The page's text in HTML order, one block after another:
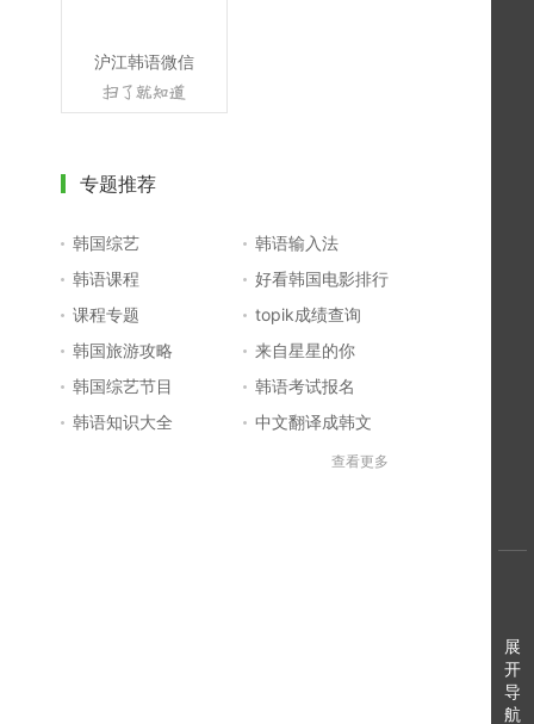
沪江韩语微信
专题推荐
韩国综艺
韩语输入法
韩语课程
好看韩国电影排行
课程专题
topik成绩查询
韩国旅游攻略
来自星星的你
韩国综艺节目
韩语考试报名
韩语知识大全
中文翻译成韩文
查看更多
展
开
导
航